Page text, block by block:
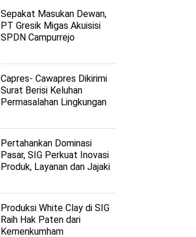
Sepakat Masukan Dewan,
PT Gresik Migas Akuisisi
SPDN Campurrejo
Capres- Cawapres Dikirimi
Surat Berisi Keluhan
Permasalahan Lingkungan
Gresik
Pertahankan Dominasi
Pasar, SIG Perkuat Inovasi
Produk, Layanan dan Jajaki
Produksi White Clay di SIG
Raih Hak Paten dari
Kemenkumham